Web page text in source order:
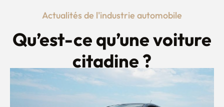
Actualités de l'industrie automobile
Qu’est-ce qu’une voiture
citadine ?